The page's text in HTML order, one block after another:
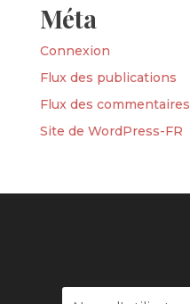
Méta
Connexion
Flux des publications
Flux des commentaires
Site de WordPress-FR